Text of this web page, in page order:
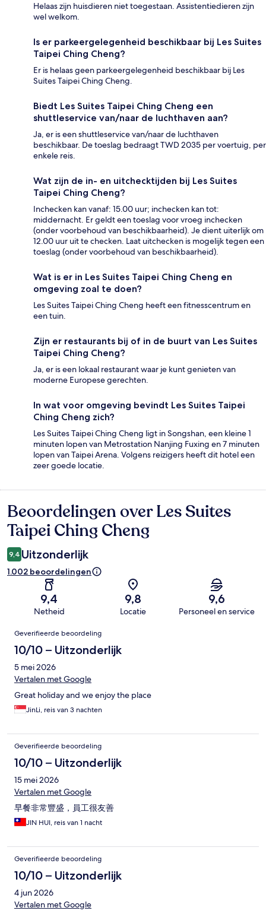
Helaas zijn huisdieren niet toegestaan. Assistentiedieren zijn
wel welkom.
Is er parkeergelegenheid beschikbaar bij Les Suites
Taipei Ching Cheng?
Er is helaas geen parkeergelegenheid beschikbaar bij Les
Suites Taipei Ching Cheng.
Biedt Les Suites Taipei Ching Cheng een
shuttleservice van/naar de luchthaven aan?
Ja, er is een shuttleservice van/naar de luchthaven
beschikbaar. De toeslag bedraagt TWD 2035 per voertuig, per
enkele reis.
Wat zijn de in- en uitchecktijden bij Les Suites
Taipei Ching Cheng?
Inchecken kan vanaf: 15.00 uur; inchecken kan tot:
middernacht. Er geldt een toeslag voor vroeg inchecken
(onder voorbehoud van beschikbaarheid). Je dient uiterlijk om
12.00 uur uit te checken. Laat uitchecken is mogelijk tegen een
toeslag (onder voorbehoud van beschikbaarheid).
Wat is er in Les Suites Taipei Ching Cheng en
omgeving zoal te doen?
Les Suites Taipei Ching Cheng heeft een fitnesscentrum en
een tuin.
Zijn er restaurants bij of in de buurt van Les Suites
Taipei Ching Cheng?
Ja, er is een lokaal restaurant waar je kunt genieten van
moderne Europese gerechten.
In wat voor omgeving bevindt Les Suites Taipei
Ching Cheng zich?
Les Suites Taipei Ching Cheng ligt in Songshan, een kleine 1
minuten lopen van Metrostation Nanjing Fuxing en 7 minuten
lopen van Taipei Arena. Volgens reizigers heeft dit hotel een
zeer goede locatie.
Beoordelingen
Beoordelingen over Les Suites
Taipei Ching Cheng
9,4 Uitzonderlijk
1.002 beoordelingen
9,4
Netheid
9,8
Locatie
9,6
Personeel en service
Beoordelingen
Geverifieerde beoordeling
10/10 – Uitzonderlijk
5 mei 2026
Vertalen met Google
Great holiday and we enjoy the place
JinLi, reis van 3 nachten
Geverifieerde beoordeling
10/10 – Uitzonderlijk
15 mei 2026
Vertalen met Google
早餐非常豐盛，員工很友善
JIN HUI, reis van 1 nacht
Geverifieerde beoordeling
10/10 – Uitzonderlijk
4 jun 2026
Vertalen met Google